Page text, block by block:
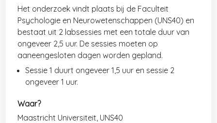
Het onderzoek vindt plaats bij de Faculteit
Psychologie en Neurowetenschappen (UNS40) en
bestaat uit 2 labsessies met een totale duur van
ongeveer 2,5 uur. De sessies moeten op
aaneengesloten dagen worden gepland.
Sessie 1 duurt ongeveer 1,5 uur en sessie 2
ongeveer 1 uur.
Waar?
Maastricht Universiteit, UNS40